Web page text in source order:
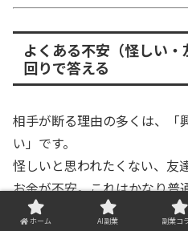
よくある不安（怪しい
回りで答える
相手が断る理由の多くは、「
い」です。
怪しいと思われたくない、友
お金が不安。これはかなり普
ホーム AI副業 副業コ